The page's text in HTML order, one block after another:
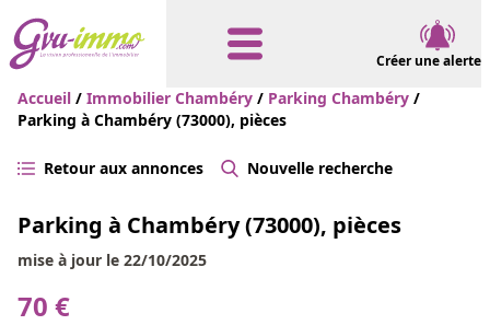
Créer une alerte
Accueil / Immobilier Chambéry / Parking Chambéry /
Parking à Chambéry (73000), pièces
Retour aux annonces Nouvelle recherche
Parking à Chambéry (73000), pièces
mise à jour le 22/10/2025
70 €